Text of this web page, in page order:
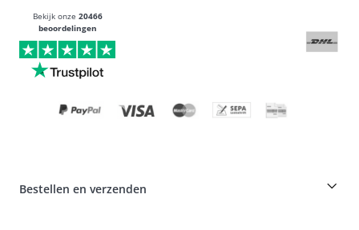
Bekijk onze 20466
beoordelingen
Bestellen en verzenden